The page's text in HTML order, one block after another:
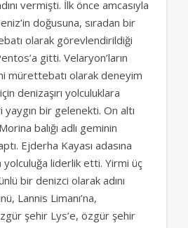
vermişti. İlk önce amcasıyla
doğusuna, sıradan bir
olarak görevlendirildiği
gitti. Velaryon’ların
mürettebatı olarak deneyim
denizaşırı yolculuklara
bir gelenekti. On altı
balığı adlı geminin
Ejderha Kayası adasına
yolculuğa liderlik etti. Yirmi üç
bir denizci olarak adını
Lannis Limanı’na,
şehir Lys’e, özgür şehir